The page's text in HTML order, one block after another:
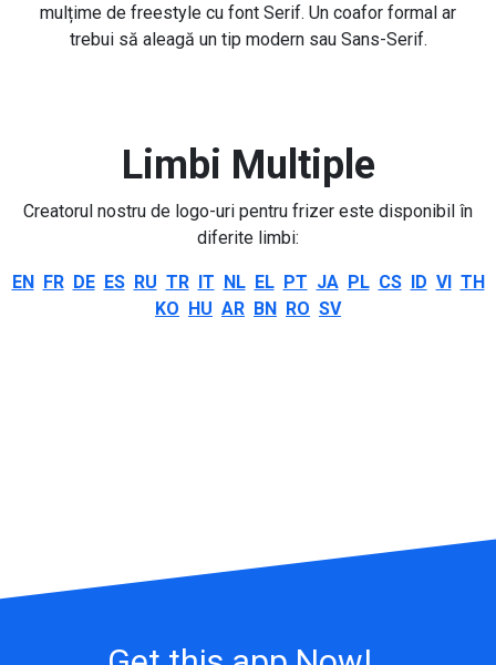
mulțime de freestyle cu font Serif. Un coafor formal ar
trebui să aleagă un tip modern sau Sans-Serif.
Limbi Multiple
Creatorul nostru de logo-uri pentru frizer este disponibil în
diferite limbi:
EN FR DE ES RU TR IT NL EL PT JA PL CS ID VI TH
KO HU AR BN RO SV